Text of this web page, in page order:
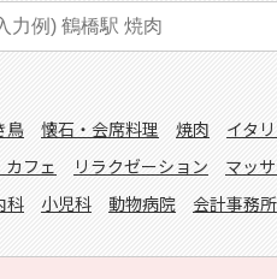
鳥 懐石・会席料理 焼肉 イタ
フェ リラクゼーション マッ
科 小児科 動物病院 会計事務所